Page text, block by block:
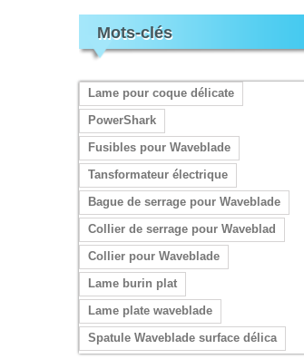
Mots-clés
Lame pour coque délicate
PowerShark
Fusibles pour Waveblade
Tansformateur électrique
Bague de serrage pour Waveblade
Collier de serrage pour Waveblad
Collier pour Waveblade
Lame burin plat
Lame plate waveblade
Spatule Waveblade surface délica